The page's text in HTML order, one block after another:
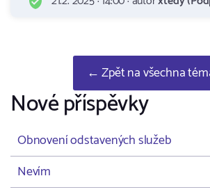
← Zpět na všechna
Nové příspěvky
Obnovení odstavených služeb
Nevím